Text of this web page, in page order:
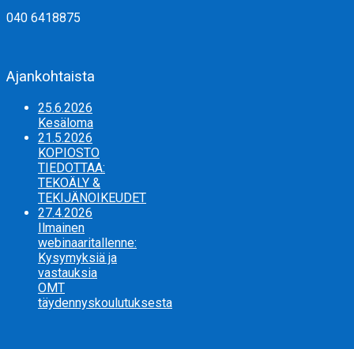
040 6418875
Ajankohtaista
25.6.2026
Kesäloma
21.5.2026
KOPIOSTO
TIEDOTTAA:
TEKOÄLY &
TEKIJÄNOIKEUDET
27.4.2026
Ilmainen
webinaaritallenne:
Kysymyksiä ja
vastauksia
OMT
täydennyskoulutuksesta